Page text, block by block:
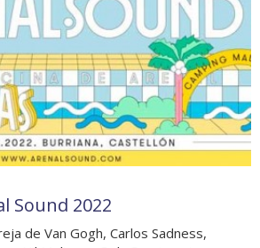
Sound 2022
de Van Gogh, Carlos Sadness,